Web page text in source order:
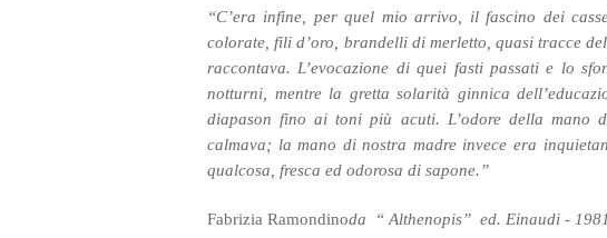
“C’era infine, per quel mio arrivo, il fascino dei
colorate, fili d’oro, brandelli di merletto, quasi tracce
raccontava. L’evocazione di quei fasti passati e lo
notturni, mentre la gretta solarità ginnica
diapason fino ai toni più acuti. L’odore della
calmava; la mano di nostra madre invece era
qualcosa, fresca ed odorosa di sapone.”
Fabrizia Ramondinoda “ Althenopis” ed. Einaudi - 1981